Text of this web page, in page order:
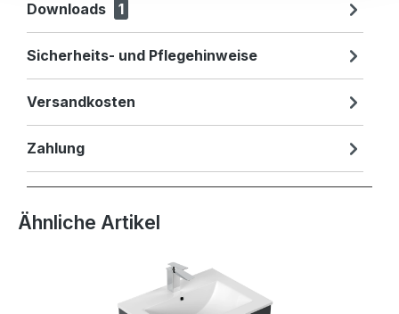
Downloads 1
Sicherheits- und Pflegehinweise
Versandkosten
Zahlung
Produktgalerie überspringen
Ähnliche Artikel